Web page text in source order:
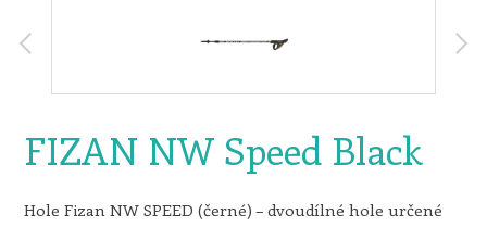
FIZAN NW Speed Black
Hole Fizan NW SPEED (černé) – dvoudílné hole určené